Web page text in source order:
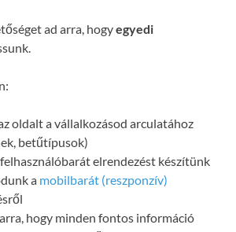
ad arra, hogyegyedi
oldalt a vállalkozásod arculatához
betűtípusok)
elrendezést készítünk
a mobilbarát (reszponzív)
hogy minden fontos információ